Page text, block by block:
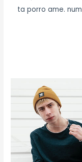
ta porro ame.